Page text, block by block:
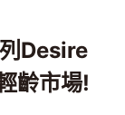
Desire
齡市場!